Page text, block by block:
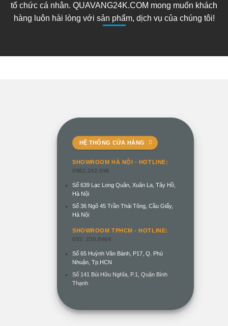
tổ chức cá nhân. QUAVANG24K.COM mong muốn khách
hàng luôn hài lòng với sản phẩm, dịch vụ của chúng tôi!
HỆ THỐNG CỬA HÀNG
SHOWROOM HÀ NỘI - HOTLINE:
0982.242.696
Số 639 Lạc Long Quân, Xuân La, Tây Hồ,
Hà Nội
Số 36 Ngõ 45 Trần Thái Tông, Cầu Giấy,
Hà Nội
SHOWROOM TPHCM - HOTLINE:
093. 230.8668
Số 65 Huỳnh Văn Bánh, P17, Q. Phú
Nhuận, Tp.HCN
Số 141 Bùi Hữu Nghĩa, P.1, Quận Bình
Thạnh